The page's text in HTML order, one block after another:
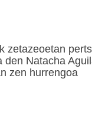
zetazeoetan
den Natacha
zen hurrengoa